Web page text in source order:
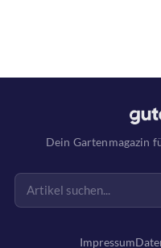
Dein Gartenmagazin
Impressum